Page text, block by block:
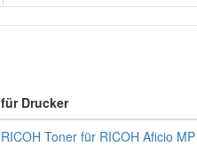
für Drucker
RICOH Toner für RICOH Aficio